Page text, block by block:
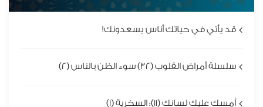
قد يأتي في حياتك أناس يسعدونك!
سلسلة أمراض القلوب (32) سوء الظن بالناس (2)
أمسك عليك لسانك (11): السخرية (1)